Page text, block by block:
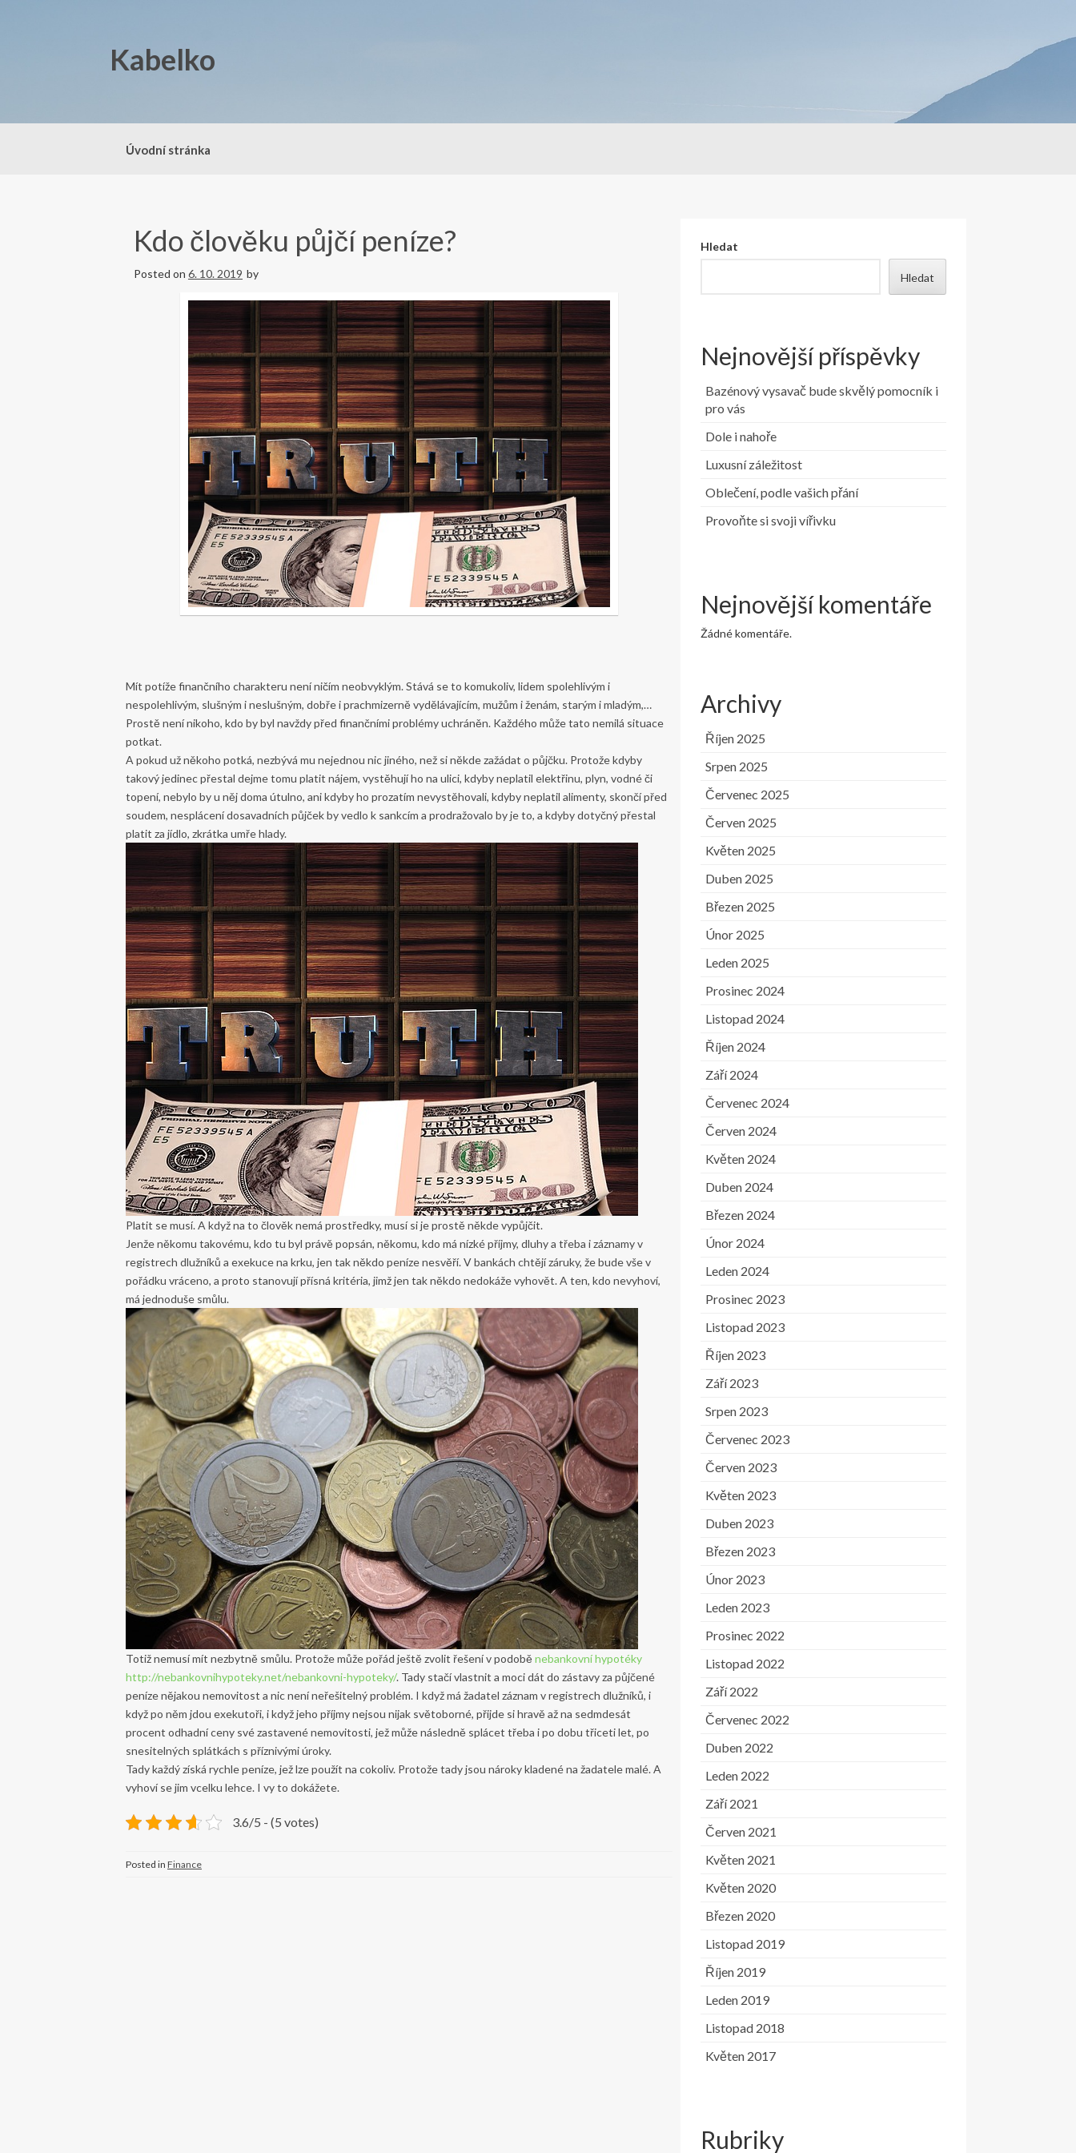
Kabelko
Úvodní stránka
Kdo člověku půjčí peníze?
Posted on 6. 10. 2019 by
Mít potíže finančního charakteru není ničím neobvyklým. Stává se to komukoliv, lidem spolehlivým i
nespolehlivým, slušným i neslušným, dobře i prachmizerně vydělávajícím, mužům i ženám, starým i mladým,…
Prostě není nikoho, kdo by byl navždy před finančními problémy uchráněn. Každého může tato nemilá situace
potkat.
A pokud už někoho potká, nezbývá mu nejednou nic jiného, než si někde zažádat o půjčku. Protože kdyby
takový jedinec přestal dejme tomu platit nájem, vystěhují ho na ulici, kdyby neplatil elektřinu, plyn, vodné či
topení, nebylo by u něj doma útulno, ani kdyby ho prozatím nevystěhovali, kdyby neplatil alimenty, skončí před
soudem, nesplácení dosavadních půjček by vedlo k sankcím a prodražovalo by je to, a kdyby dotyčný přestal
platit za jídlo, zkrátka umře hlady.
Platit se musí. A když na to člověk nemá prostředky, musí si je prostě někde vypůjčit.
Jenže někomu takovému, kdo tu byl právě popsán, někomu, kdo má nízké příjmy, dluhy a třeba i záznamy v
registrech dlužníků a exekuce na krku, jen tak někdo peníze nesvěří. V bankách chtějí záruky, že bude vše v
pořádku vráceno, a proto stanovují přísná kritéria, jimž jen tak někdo nedokáže vyhovět. A ten, kdo nevyhoví,
má jednoduše smůlu.
Totiž nemusí mít nezbytně smůlu. Protože může pořád ještě zvolit řešení v podobě nebankovní hypotéky
http://nebankovnihypoteky.net/nebankovni-hypoteky/. Tady stačí vlastnit a moci dát do zástavy za půjčené
peníze nějakou nemovitost a nic není neřešitelný problém. I když má žadatel záznam v registrech dlužníků, i
když po něm jdou exekutoři, i když jeho příjmy nejsou nijak světoborné, přijde si hravě až na sedmdesát
procent odhadní ceny své zastavené nemovitosti, jež může následně splácet třeba i po dobu třiceti let, po
snesitelných splátkách s příznivými úroky.
Tady každý získá rychle peníze, jež lze použít na cokoliv. Protože tady jsou nároky kladené na žadatele malé. A
vyhoví se jim vcelku lehce. I vy to dokážete.
3.6/5 - (5 votes)
Posted in Finance
Hledat
Hledat
Nejnovější příspěvky
Bazénový vysavač bude skvělý pomocník i
pro vás
Dole i nahoře
Luxusní záležitost
Oblečení, podle vašich přání
Provoňte si svoji vířivku
Nejnovější komentáře
Žádné komentáře.
Archivy
Říjen 2025
Srpen 2025
Červenec 2025
Červen 2025
Květen 2025
Duben 2025
Březen 2025
Únor 2025
Leden 2025
Prosinec 2024
Listopad 2024
Říjen 2024
Září 2024
Červenec 2024
Červen 2024
Květen 2024
Duben 2024
Březen 2024
Únor 2024
Leden 2024
Prosinec 2023
Listopad 2023
Říjen 2023
Září 2023
Srpen 2023
Červenec 2023
Červen 2023
Květen 2023
Duben 2023
Březen 2023
Únor 2023
Leden 2023
Prosinec 2022
Listopad 2022
Září 2022
Červenec 2022
Duben 2022
Leden 2022
Září 2021
Červen 2021
Květen 2021
Květen 2020
Březen 2020
Listopad 2019
Říjen 2019
Leden 2019
Listopad 2018
Květen 2017
Rubriky